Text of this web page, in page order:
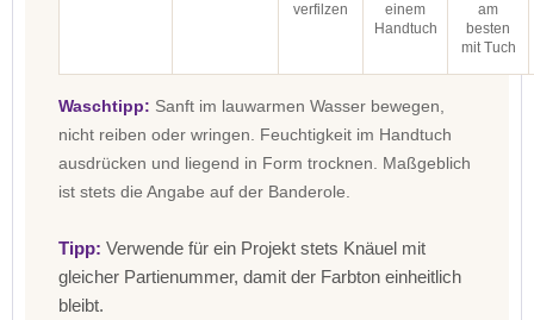
verfilzen
einem
Handtuch
am
besten
mit Tuch
Waschtipp: Sanft im lauwarmen Wasser bewegen,
nicht reiben oder wringen. Feuchtigkeit im Handtuch
ausdrücken und liegend in Form trocknen. Maßgeblich
ist stets die Angabe auf der Banderole.
Tipp: Verwende für ein Projekt stets Knäuel mit
gleicher Partienummer, damit der Farbton einheitlich
bleibt.